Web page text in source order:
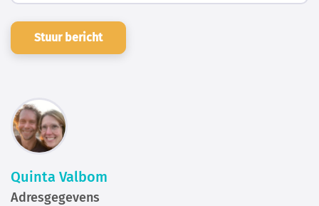
Stuur bericht
Quinta Valbom
Adresgegevens